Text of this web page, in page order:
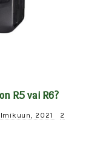
R5 vai R6?
2021
2